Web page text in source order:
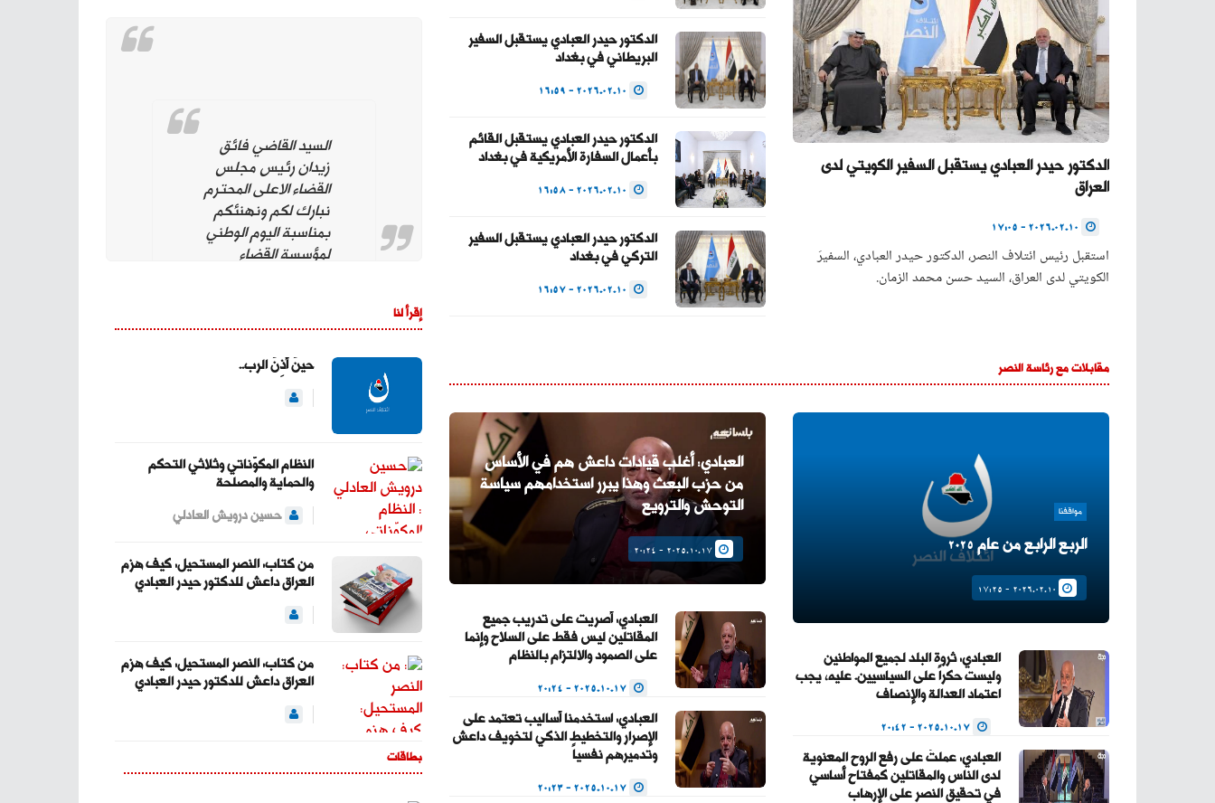
الدكتور حيدر العبادي يستقبل السفير الكويتي لدى
العراق
استقبل رئيس ائتلاف النصر، الدكتور حيدر العبادي، السفيرَ
الكويتي لدى العراق، السيد حسن محمد الزمان.
الدكتور حيدر العبادي يستقبل السفير
البريطاني في بغداد
الدكتور حيدر العبادي يستقبل القائم
بأعمال السفارة الأمريكية في بغداد
الدكتور حيدر العبادي يستقبل السفير
التركي في بغداد
مقابلات مع رئاسة النصر
مواقفنا
الربع الرابع من عام 2025
العبادي: ثروة البلد لجميع المواطنين
وليست حكراً على السياسيين. عليه، يجب
اعتماد العدالة والإنصاف
العبادي: عملتُ على رفع الروح المعنوية
لدى الناس والمقاتلين كمفتاح أساسي
في تحقيق النصر على الإرهاب
العبادي: أغلب قيادات داعش هم في الأساس
من حزب البعث وهذا يبرر استخدامهم سياسة
التوحش والترويع
العبادي: أصريت على تدريب جميع
المقاتلين ليس فقط على السلاح وإنما
على الصمود والالتزام بالنظام
العبادي: استخدمنا أساليب تعتمد على
الإصرار والتخطيط الذكي لتخويف داعش
وتدميرهم نفسياً
السيد القاضي فائق
زيدان رئيس مجلس
القضاء الاعلى المحترم
نبارك لكم ونهنئكم
بمناسبة اليوم الوطني
لمؤسسة القضاء
القضاء لتحقيق العدالة
بين المواطنين وحماية
التجربة الديمقراطية
للسلطة والحفاظ
على…
— Haider Al-Abadi
(@HaiderAlAbadi)
January 23, 2026
إقرأ لنا
حينَ أذِنَ الرب..
النظام المكوّناتي وثلاثي التحكم
والحماية والمصلحة
حسين درويش العادلي
من كتاب: النصر المستحيل: كيف هزم
العراق داعش للدكتور حيدر العبادي
من كتاب: النصر المستحيل: كيف هزم
العراق داعش للدكتور حيدر العبادي
بطاقات